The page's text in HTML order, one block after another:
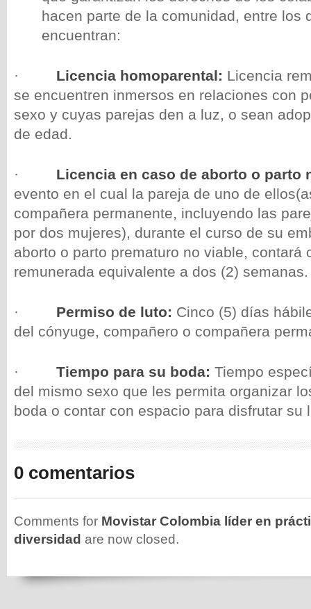
hacen parte de la comunidad, entre los
encuentran:
· Licencia homoparental: Licencia
se encuentren inmersos en relaciones con
sexo y cuyas parejas den a luz, o sean
de edad.
· Licencia en caso de aborto o parto
evento en el cual la pareja de uno de
compañera permanente, incluyendo las
por dos mujeres), durante el curso de su
aborto o parto prematuro no viable, contará
remunerada equivalente a dos (2) semanas.
· Permiso de luto: Cinco (5) días
del cónyuge, compañero o compañera
· Tiempo para su boda: Tiempo
del mismo sexo que les permita organizar
boda o contar con espacio para disfrutar su
0 comentarios
Comments for Movistar Colombia líder en
diversidad are now closed.